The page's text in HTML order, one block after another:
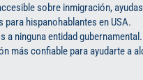
sobre inmigración,
hispanohablantes en USA.
a ninguna entidad
más confiable para ayudarte a